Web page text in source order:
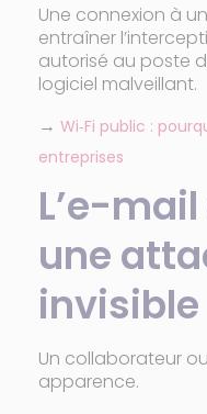
Une connexion à
entraîner
autorisé au poste
logiciel malveillant.
→ Wi‑Fi public :
entreprises
L’e-
une
invisible
Un collaborateur
apparence.